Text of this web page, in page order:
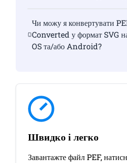
Чи можу я конвертувати
Converted у формат SVG
OS та/або Android?
Швидко і легко
Завантажте файл PEF,